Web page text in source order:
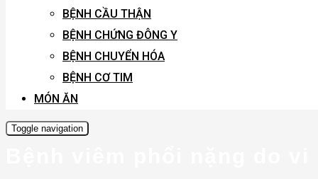
BỆNH CẦU THẬN
BỆNH CHỨNG ĐÔNG Y
BỆNH CHUYỂN HÓA
BỆNH CƠ TIM
MÓN ĂN
Toggle navigation